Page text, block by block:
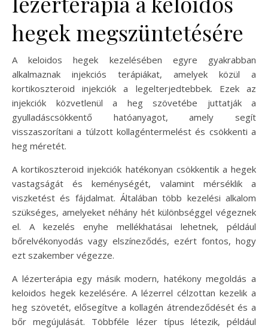
hegek megszüntetésére
A keloidos hegek kezelésében egyre gyakrabban
alkalmaznak injekciós terápiákat, amelyek közül a
kortikoszteroid injekciók a legelterjedtebbek. Ezek az
injekciók közvetlenül a heg szövetébe juttatják a
gyulladáscsökkentő hatóanyagot, amely segít
visszaszorítani a túlzott kollagéntermelést és csökkenti a
heg méretét.
A kortikoszteroid injekciók hatékonyan csökkentik a hegek
vastagságát és keménységét, valamint mérséklik a
viszketést és fájdalmat. Általában több kezelési alkalom
szükséges, amelyeket néhány hét különbséggel végeznek
el. A kezelés enyhe mellékhatásai lehetnek, például
bőrelvékonyodás vagy elszíneződés, ezért fontos, hogy
ezt szakember végezze.
A lézerterápia egy másik modern, hatékony megoldás a
keloidos hegek kezelésére. A lézerrel célzottan kezelik a
heg szövetét, elősegítve a kollagén átrendeződését és a
bőr megújulását. Többféle lézer típus létezik, például